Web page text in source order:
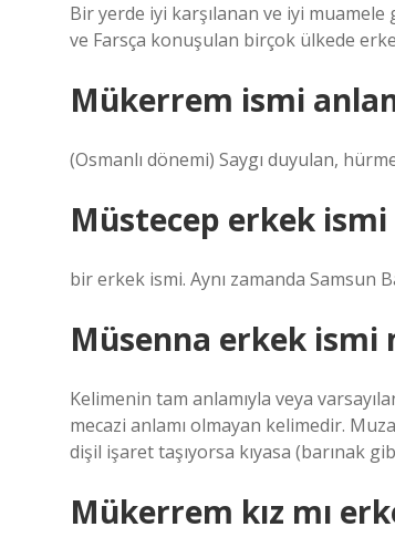
Bir yerde iyi karşılanan ve iyi
ve Farsça konuşulan birçok ülkede
Mükerrem ismi
(Osmanlı dönemi) Saygı duyulan,
Müstecep erkek ismi
bir erkek ismi. Aynı zamanda Samsun
Müsenna erkek ismi
Kelimenin tam anlamıyla veya
mecazi anlamı olmayan kelimedir.
dişil işaret taşıyorsa kıyasa (barınak
Mükerrem kız mı